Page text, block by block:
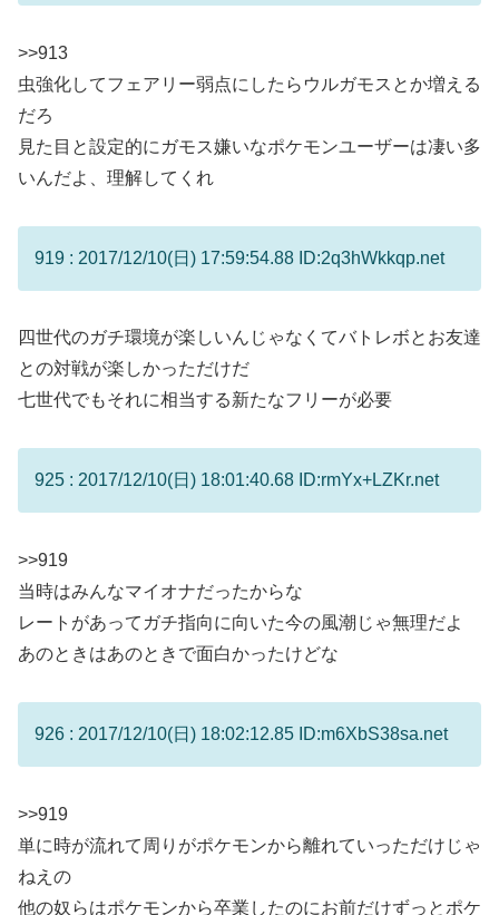
>>913
虫強化してフェアリー弱点にしたらウルガモスとか増える
だろ
見た目と設定的にガモス嫌いなポケモンユーザーは凄い多
いんだよ、理解してくれ
919 : 2017/12/10(日) 17:59:54.88 ID:2q3hWkkqp.net
四世代のガチ環境が楽しいんじゃなくてバトレボとお友達
との対戦が楽しかっただけだ
七世代でもそれに相当する新たなフリーが必要
925 : 2017/12/10(日) 18:01:40.68 ID:rmYx+LZKr.net
>>919
当時はみんなマイオナだったからな
レートがあってガチ指向に向いた今の風潮じゃ無理だよ
あのときはあのときで面白かったけどな
926 : 2017/12/10(日) 18:02:12.85 ID:m6XbS38sa.net
>>919
単に時が流れて周りがポケモンから離れていっただけじゃ
ねえの
他の奴らはポケモンから卒業したのにお前だけずっとポケ